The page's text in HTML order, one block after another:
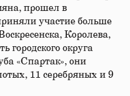
прошел в
участие больше
Королева,
городского округа
«Спартак», они
11 серебряных и 9